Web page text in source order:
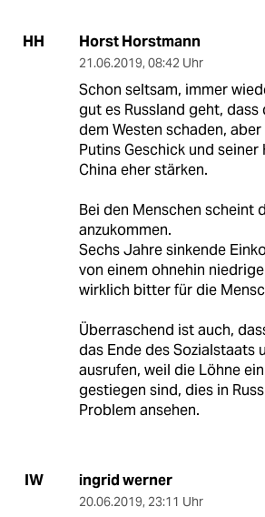
HH Horst Horstmann
21.06.2019, 08:42 Uhr
Schon seltsam, immer
gut es Russland geht, dass
dem Westen schaden,
Putins Geschick und seiner
China eher stärken.
Bei den Menschen scheint
anzukommen.
Sechs Jahre sinkende
von einem ohnehin
wirklich bitter für die
Überraschend ist auch,
das Ende des Sozialstaats
ausrufen, weil die Löhne
gestiegen sind, dies in
Problem ansehen.
IW ingrid werner
20.06.2019, 23:11 Uhr